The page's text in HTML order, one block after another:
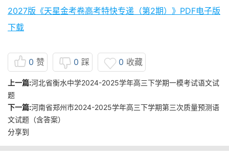
2027版《天星金考卷高考特快专递（第2期）》PDF电子版
下载
0 赞 0 踩 0 收藏
上一篇:河北省衡水中学2024-2025学年高三下学期一模考试语文试
题
下一篇:河南省郑州市2024-2025学年高三下学期第三次质量预测语
文试题（含答案）
分享到